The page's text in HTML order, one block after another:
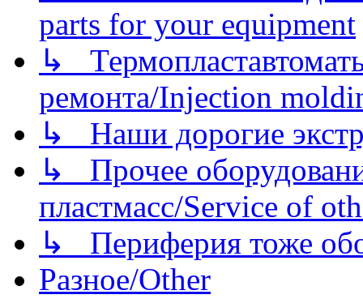
parts for your equipment
↳
ремонта/Injection
↳ Наши дорогие
↳ Прочее
пластмасс/Service of
↳ Периферия тоже
Разное/Other